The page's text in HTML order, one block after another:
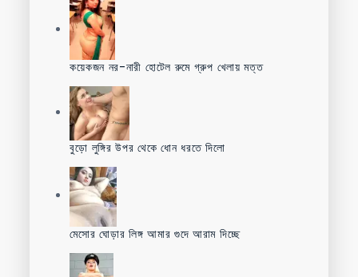
কয়েকজন নর-নারী হোটেল রুমে গ্রুপ খেলায় মত্ত
বুড়ো লুঙ্গির উপর থেকে ধোন ধরতে দিলো
মেসোর ঘোড়ার লিঙ্গ আমার গুদে আরাম দিচ্ছে